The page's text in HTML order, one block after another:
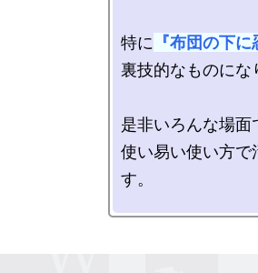
特に 『布団の下に
裏技的なものにな
是非いろんな場面
使い易い使い方で
す。